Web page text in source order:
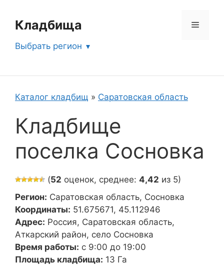
содержимому
Кладбища Меню
Выбрать регион
Каталог кладбищ » Саратовская область
Кладбище
поселка Сосновка
(52 оценок, среднее: 4,42 из 5)
Регион: Саратовская область, Сосновка
Координаты: 51.675671, 45.112946
Адрес: Россия, Саратовская область,
Аткарский район, село Сосновка
Время работы: с 9:00 до 19:00
Площадь кладбища: 13 Га